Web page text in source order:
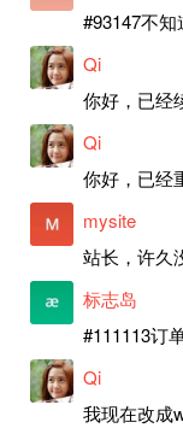
#93147不
Qi
你好，已经
Qi
你好，已经
mysite
标志岛
#111113订
Qi
我现在改成